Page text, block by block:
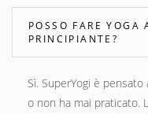
POSSO FARE
PRINCIPIANTE?
Sì. SuperYogi è
o non ha mai praticato.